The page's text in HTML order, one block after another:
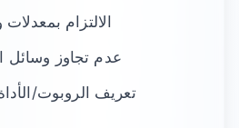
الالتزام
عدم تجاوز وسائل
تعريف الروبوت/